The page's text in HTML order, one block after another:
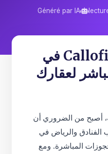
Généré par IA
كيف تساعدك Callofia في
لعقارك
أصبح من الضروري أن
والرياض في
المباشرة. ومع